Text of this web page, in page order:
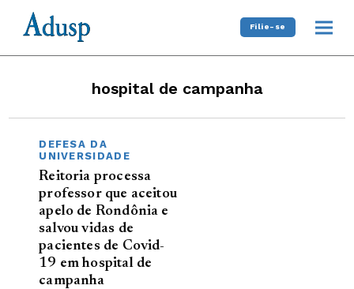
Filie-se
hospital de campanha
DEFESA DA
UNIVERSIDADE
Reitoria processa
professor que aceitou
apelo de Rondônia e
salvou vidas de
pacientes de Covid-
19 em hospital de
campanha